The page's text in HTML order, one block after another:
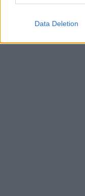
Data Deletion